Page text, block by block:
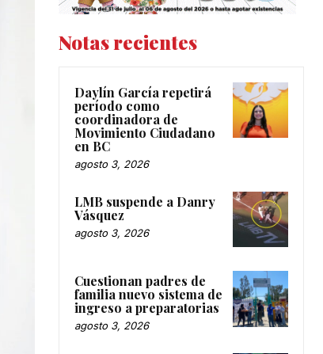
Notas recientes
Daylín García repetirá
período como
coordinadora de
Movimiento Ciudadano
en BC
agosto 3, 2026
LMB suspende a Danry
Vásquez
agosto 3, 2026
Cuestionan padres de
familia nuevo sistema de
ingreso a preparatorias
agosto 3, 2026